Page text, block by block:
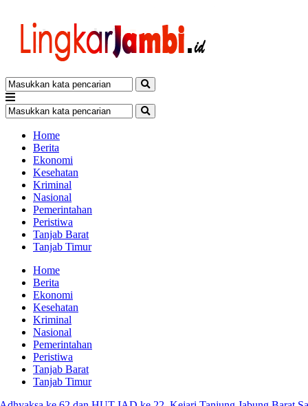
Home
Berita
Ekonomi
Kesehatan
Kriminal
Nasional
Pemerintahan
Peristiwa
Tanjab Barat
Tanjab Timur
Home
Berita
Ekonomi
Kesehatan
Kriminal
Nasional
Pemerintahan
Peristiwa
Tanjab Barat
Tanjab Timur